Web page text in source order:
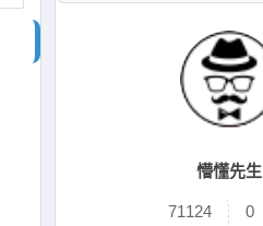
懵懂先生
71124
0